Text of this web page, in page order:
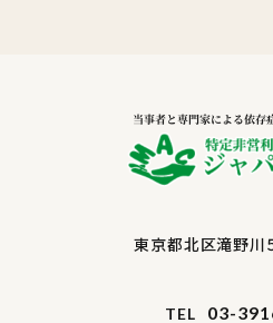
東京都北区滝野川
TEL 03-